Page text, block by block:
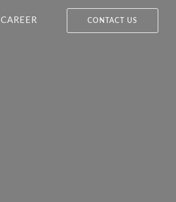
CAREER CONTACT US